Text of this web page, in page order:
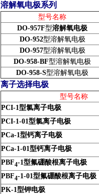
溶解氧电极系列
型号名称
DO-957F型溶解氧电极
DO-952型溶解氧电极
DO-957型溶解氧电极
DO-958-BF型溶解氧电极
DO-958-S型溶解氧电极
离子选择电极
型号名称
PCI-1型氯离子电极
PCI-1-01型氯离子电极
PCa-1型钙离子电极
PCa-1-01型钙离子电极
PBF4-1型氟硼酸根离子电极
PBF4-1-01型氟硼酸根离子电极
PK-1型钾电极